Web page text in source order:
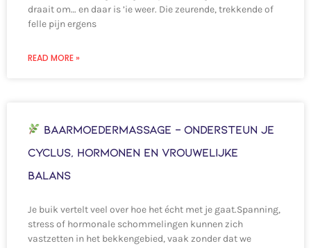
draait om… en daar is ’ie weer. Die zeurende, trekkende of
felle pijn ergens
READ MORE »
Baarmoedermassage – ondersteun je
cyclus, hormonen en vrouwelijke
balans
Je buik vertelt veel over hoe het écht met je gaat.Spanning,
stress of hormonale schommelingen kunnen zich
vastzetten in het bekkengebied, vaak zonder dat we